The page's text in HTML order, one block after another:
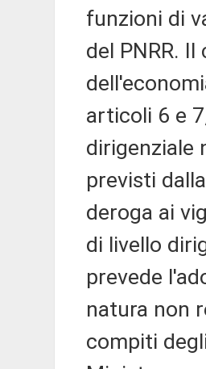
funzioni di
del PNRR.
articoli 6 e
dirigenziale
previsti
deroga ai
di livello
prevede
natura non
compiti